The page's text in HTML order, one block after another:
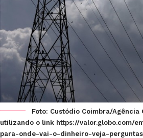
Foto: Custódio Coimbra/
utilizando o link https://valor.globo.com/
para-onde-vai-o-dinheiro-veja-